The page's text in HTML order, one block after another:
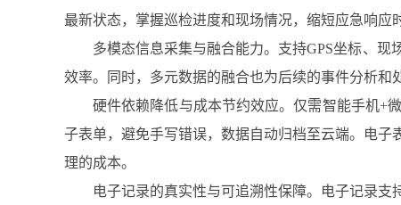
最新状态，掌握巡检进度和现场情况，缩短应急响应
多模态信息采集与融合能力。支持GPS坐标、
效率。同时，多元数据的融合也为后续的事件分析和
硬件依赖降低与成本节约效应。仅需智能手机+
子表单，避免手写错误，数据自动归档至云端。电
理的成本。
电子记录的真实性与可追溯性保障。电子记录